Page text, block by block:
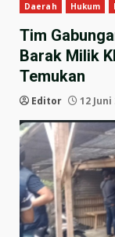
Daerah Hukum
Tim
Barak Milik
Temukan
Editor 12 Juni